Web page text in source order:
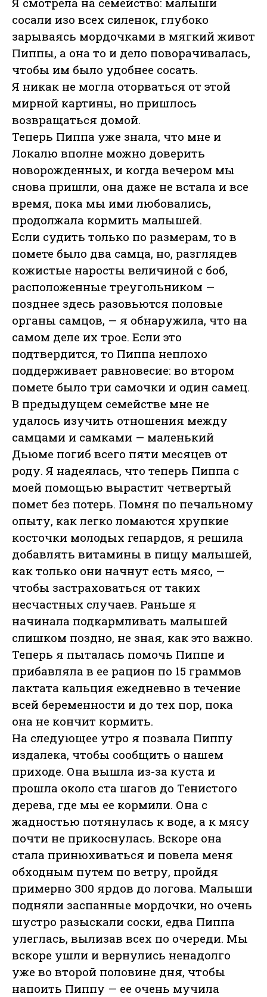
сосали изо всех силенок, глубоко
зарываясь мордочками в мягкий живот
Пиппы, а она то и дело поворачивалась,
чтобы им было удобнее сосать.
Я никак не могла оторваться от этой
мирной картины, но пришлось
возвращаться домой.
Теперь Пиппа уже знала, что мне и
Локалю вполне можно доверить
новорожденных, и когда вечером мы
снова пришли, она даже не встала и все
время, пока мы ими любовались,
продолжала кормить малышей.
Если судить только по размерам, то в
помете было два самца, но, разглядев
кожистые наросты величиной с боб,
расположенные треугольником —
позднее здесь разовьются половые
органы самцов, — я обнаружила, что на
самом деле их трое. Если это
подтвердится, то Пиппа неплохо
поддерживает равновесие: во втором
помете было три самочки и один самец.
В предыдущем семействе мне не
удалось изучить отношения между
самцами и самками — маленький
Дьюме погиб всего пяти месяцев от
роду. Я надеялась, что теперь Пиппа с
моей помощью вырастит четвертый
помет без потерь. Помня по печальному
опыту, как легко ломаются хрупкие
косточки молодых гепардов, я решила
добавлять витамины в пищу малышей,
как только они начнут есть мясо, —
чтобы застраховаться от таких
несчастных случаев. Раньше я
начинала подкармливать малышей
слишком поздно, не зная, как это важно.
Теперь я пыталась помочь Пиппе и
прибавляла в ее рацион по 15 граммов
лактата кальция ежедневно в течение
всей беременности и до тех пор, пока
она не кончит кормить.
На следующее утро я позвала Пиппу
издалека, чтобы сообщить о нашем
приходе. Она вышла из-за куста и
прошла около ста шагов до Тенистого
дерева, где мы ее кормили. Она с
жадностью потянулась к воде, а к мясу
почти не прикоснулась. Вскоре она
стала принюхиваться и повела меня
обходным путем по ветру, пройдя
примерно 300 ярдов до логова. Малыши
подняли заспанные мордочки, но очень
шустро разыскали соски, едва Пиппа
улеглась, вылизав всех по очереди. Мы
вскоре ушли и вернулись ненадолго
уже во второй половине дня, чтобы
напоить Пиппу — ее очень мучила